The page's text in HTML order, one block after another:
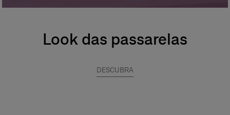
Look das passarelas
DESCUBRA